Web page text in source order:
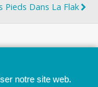
Pieds Dans La Flak
notre site web.